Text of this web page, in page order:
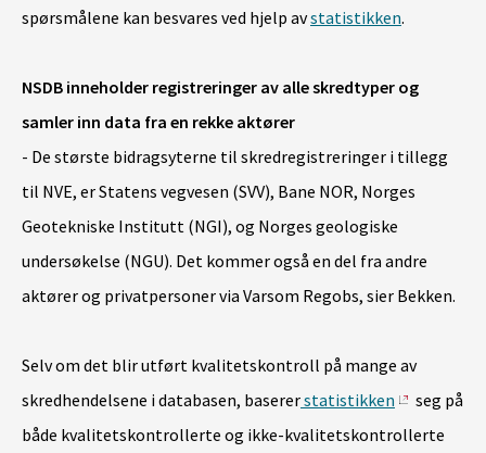
spørsmålene kan besvares ved hjelp avstatistikken.
NSDB inneholder registreringer av alle skredtyper og
samler inn data fra en rekke aktører
- De største bidragsyterne til skredregistreringer i tillegg
til NVE, er Statens vegvesen (SVV), Bane NOR, Norges
Geotekniske Institutt (NGI), og Norges geologiske
undersøkelse (NGU). Det kommer også en del fra andre
aktører og privatpersoner via Varsom Regobs, sier Bekken.
Selv om det blir utført kvalitetskontroll på mange av
skredhendelsene i databasen, basererstatistikken
seg på
både kvalitetskontrollerte og ikke-kvalitetskontrollerte